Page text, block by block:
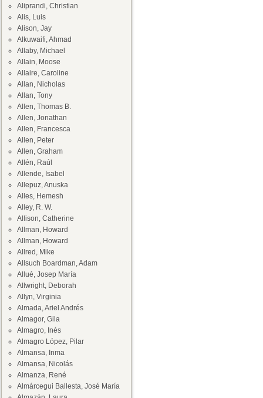
Aliprandi, Christian
Alis, Luis
Alison, Jay
Alkuwaifi, Ahmad
Allaby, Michael
Allain, Moose
Allaire, Caroline
Allan, Nicholas
Allan, Tony
Allen, Thomas B.
Allen, Jonathan
Allen, Francesca
Allen, Peter
Allen, Graham
Allén, Raúl
Allende, Isabel
Allepuz, Anuska
Alles, Hemesh
Alley, R. W.
Allison, Catherine
Allman, Howard
Allman, Howard
Allred, Mike
Allsuch Boardman, Adam
Allué, Josep María
Allwright, Deborah
Allyn, Virginia
Almada, Ariel Andrés
Almagor, Gila
Almagro, Inés
Almagro López, Pilar
Almansa, Inma
Almansa, Nicolás
Almanza, René
Almárcegui Ballesta, José María